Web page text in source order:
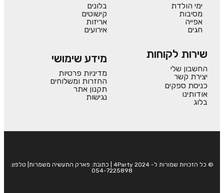
ימי הולדת
מסיבות
אפייה
חגים
בלונים
קישוטים
אריזות
אירועים
שירות לקוחות
החשבון שלי
יצירת קשר
כניסת ספקים
אודותינו
בלוג
מידע שימושי
מדיניות פרטיות
החזרות ומשלוחים
תקנון אתר
נגישות
© כל הזכויות שמורות ל- 4Party 2024 | כתובת: פארק התעשיה משמרות| טלפון:
054-7225898